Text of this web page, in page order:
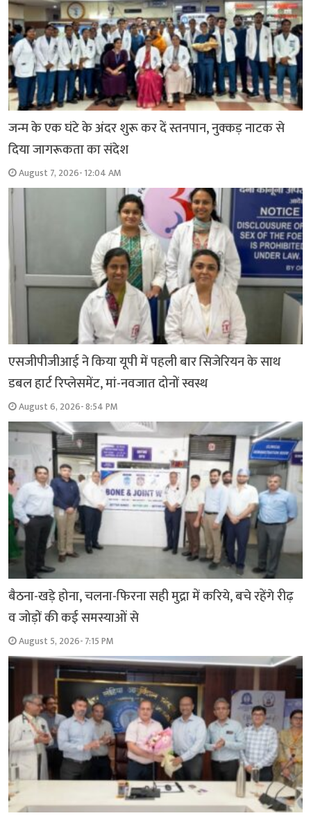
जन्म के एक घंटे के अंदर शुरू कर दें स्तनपान, नुक्कड़ नाटक से
दिया जागरूकता का संदेश
August 7, 2026- 12:04 AM
एसजीपीजीआई ने किया यूपी में पहली बार सिजेरियन के साथ
डबल हार्ट रिप्लेसमेंट, मां-नवजात दोनों स्वस्थ
August 6, 2026- 8:54 PM
बैठना-खड़े होना, चलना-फिरना सही मुद्रा में करिये, बचे रहेंगे रीढ़
व जोड़ों की कई समस्याओं से
August 5, 2026- 7:15 PM